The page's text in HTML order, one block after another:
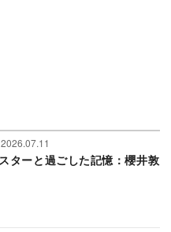
2026.07.11
ターと過ごした記憶：櫻井敦